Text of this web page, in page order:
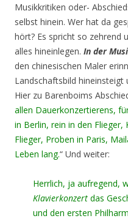
Musikkritiken oder-
selbst hinein. Wer hat da
hört? Es spricht so zehrend
alles hineinlegen. In der
den chinesischen Maler
Landschaftsbild hineinsteigt
Hier zu Barenboims
allen Dauerkonzertierens,
in Berlin, rein in den Flieger,
Flieger, Proben in Paris,
Leben lang.“ Und weiter:
Herrlich, ja aufregend,
Klavierkonzert das
und den ersten